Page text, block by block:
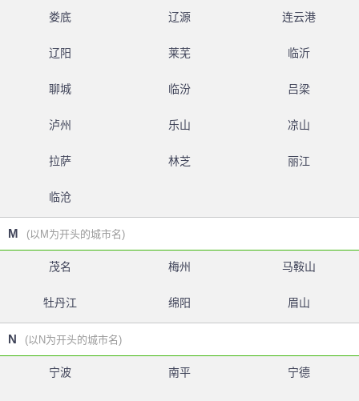
娄底 辽源 连云港
辽阳 莱芜 临沂
聊城 临汾 吕梁
泸州 乐山 凉山
拉萨 林芝 丽江
临沧
M (以M为开头的城市名)
茂名 梅州 马鞍山
牡丹江 绵阳 眉山
N (以N为开头的城市名)
宁波 南平 宁德